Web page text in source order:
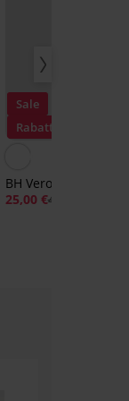
Sale
Rabatt -50%
BH Veronika leicht
25,00 €49,99 €